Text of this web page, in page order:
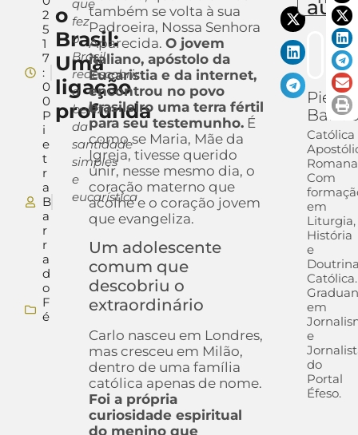
2
5
1
7
:
0
0
P
i
e
t
r
a
B
a
r
r
a
d
o
F
é
o
Brasil:
Uma
ligação
profunda
que
fez
o
Brasil
redescobrir
a
beleza
da
santidade
simples
e
eucarística
também se volta à sua
Padroeira, Nossa Senhora
Aparecida. O jovem
italiano, apóstolo da
Eucaristia e da internet,
encontrou no povo
brasileiro uma terra fértil
para seu testemunho. É
como se Maria, Mãe da
Igreja, tivesse querido
unir, nesse mesmo dia, o
coração materno que
acolhe e o coração jovem
que evangeliza.
Um adolescente
comum que
descobriu o
extraordinário
Carlo nasceu em Londres,
mas cresceu em Milão,
dentro de uma família
católica apenas de nome.
Foi a própria
curiosidade espiritual
do menino que
Pietra
Católica
Com
em
Liturgia,
História
e
Católica.
em
e
do
Portal
Éfeso.